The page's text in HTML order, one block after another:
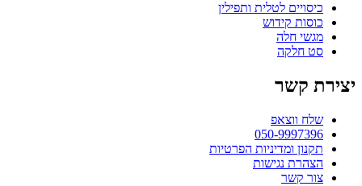
כיסויים לטלית ותפילין
כוסות קידוש
מגשי חלה
סט חלקה
יצירת קשר
שלח ווצאפ
050-9997396
תקנון ומדיניות הפרטיות
הצהרת נגישות
צור קשר